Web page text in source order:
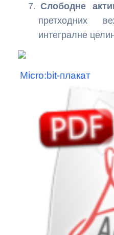
Слободне
претходних
интегралне
Micro:bit-плакат